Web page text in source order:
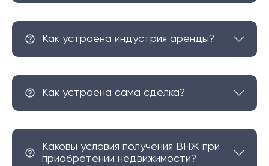
сохраняет очень традиционную атмосферу с
магазинами и большим рынком. Район Чернг Талай
является центром этой части Пхукета с обилием
предприятий малого бизнеса.
Как устроена индустрия аренды?
Как устроена сама сделка?
Каковы условия получения ВНЖ при
приобретении недвижимости?